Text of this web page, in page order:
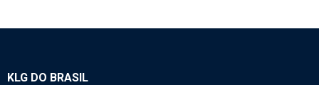
KLG DO BRASIL